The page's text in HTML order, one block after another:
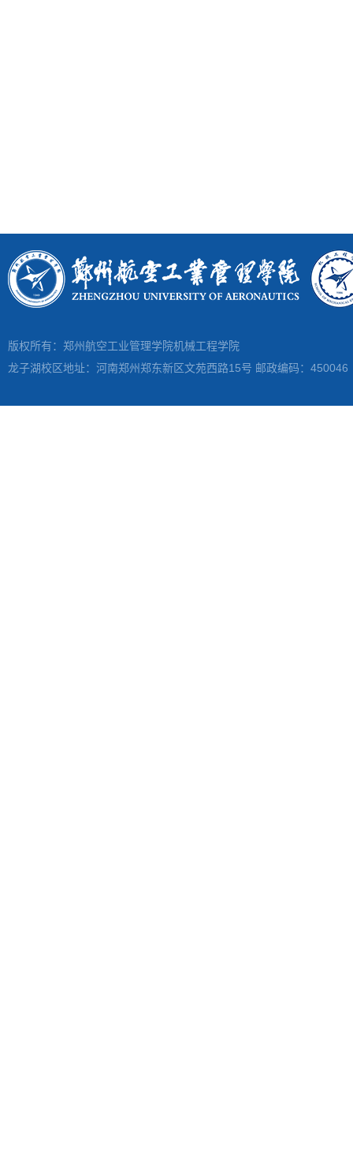
版权所有：郑州航空工业管理学院机械工程学院
龙子湖校区地址：河南郑州郑东新区文苑西路15号 邮政编码：450046